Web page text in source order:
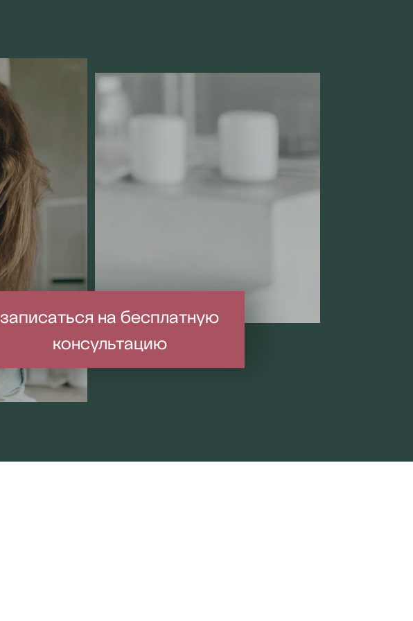
записаться на бесплатную
консультацию